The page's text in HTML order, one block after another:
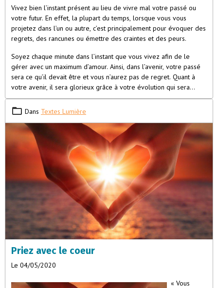
Vivez bien l’instant présent au lieu de vivre mal votre passé ou
votre futur. En effet, la plupart du temps, lorsque vous vous
projetez dans l’un ou autre, c’est principalement pour évoquer des
regrets, des rancunes ou émettre des craintes et des peurs.
Soyez chaque minute dans l’instant que vous vivez afin de le
gérer avec un maximum d’amour. Ainsi, dans l’avenir, votre passé
sera ce qu’il devait être et vous n’aurez pas de regret. Quant à
votre avenir, il sera glorieux grâce à votre évolution qui sera
constante.
Dans Textes Lumière
Priez avec le coeur
Le 04/05/2020
« Vous